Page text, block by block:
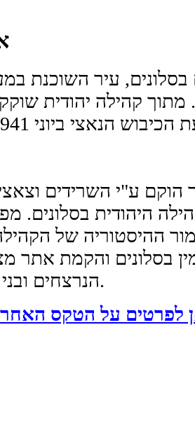
בסלונים, עיר השוכנת
מתוך קהילה יהודית
הוקם ע"י השרידים
היהודית בסלונים.
ההיסטוריה של
בסלונים והקמת אתר
הנרצחים ובני העדה לדורותם.
לפרטים על הטקס